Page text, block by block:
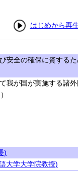
はじめから再
安全の確保に資する
我が国が実施する諸
)
大学大学院教授)